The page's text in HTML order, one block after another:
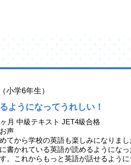
小学6年生）
ようになってうれしい！
月 中級テキスト JET4級合格
声
てから学校の英語も楽しみになりまし
書かれている英語が読めるようにな
。これからもっと英語が話せるように